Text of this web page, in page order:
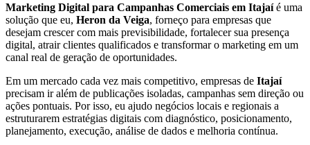
Marketing Digital para Campanhas Comerciais em Itajaíé uma
solução que eu, Heron da Veiga, forneço para empresas que
desejam crescer com mais previsibilidade, fortalecer sua presença
digital, atrair clientes qualificados e transformar o marketing em um
canal real de geração de oportunidades.
Em um mercado cada vez mais competitivo, empresas de Itajaí
precisam ir além de publicações isoladas, campanhas sem direção ou
ações pontuais. Por isso, eu ajudo negócios locais e regionais a
estruturarem estratégias digitais com diagnóstico, posicionamento,
planejamento, execução, análise de dados e melhoria contínua.